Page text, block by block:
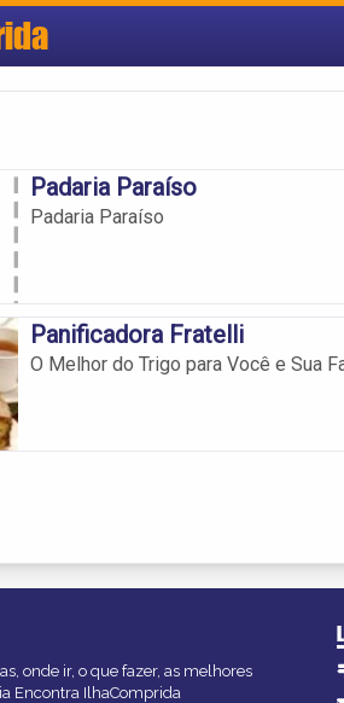
Padaria Paraíso
Padaria Paraíso
Panificadora Fratelli
O Melhor do Trigo para Você e Sua
onde ir, o que fazer, as melhores
Encontra IlhaComprida